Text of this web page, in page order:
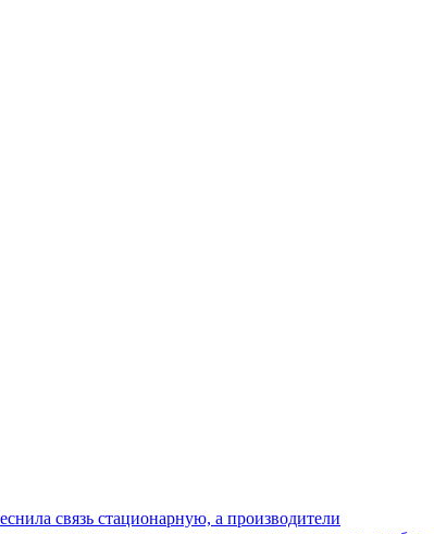
связь стационарную, а производители